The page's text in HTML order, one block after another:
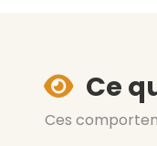
Ce
Ces